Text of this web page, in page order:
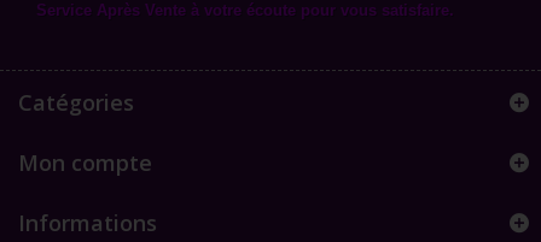
Service Après Vente à votre écoute pour vous satisfaire.
Catégories
Mon compte
Informations